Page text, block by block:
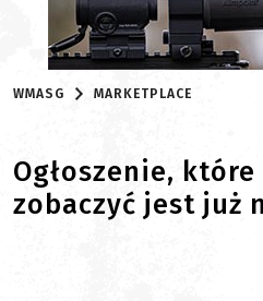
WMASG MARKETPLACE
Ogłoszenie, które
zobaczyć jest już